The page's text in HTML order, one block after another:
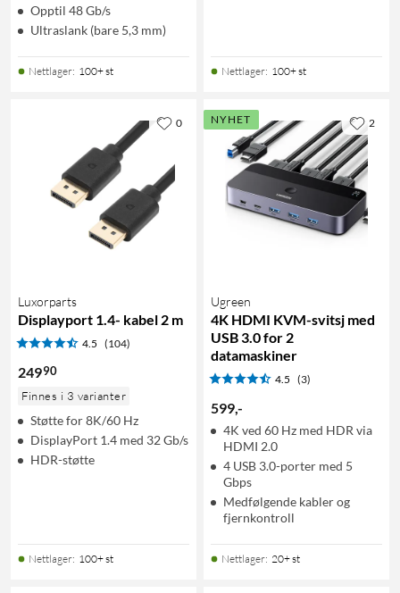
Opptil 48 Gb/s
Ultraslank (bare 5,3 mm)
Nettlager: 100+ st Nettlager: 100+ st
Luxorparts
Displayport 1.4- kabel 2 m
4.5 (104)
24990
Finnes i 3 varianter
Støtte for 8K/60 Hz
DisplayPort 1.4 med 32 Gb/s
HDR-støtte
Nettlager: 100+ st
0 NYHET
Ugreen
4K HDMI KVM-svitsj med
USB 3.0 for 2
datamaskiner
4.5 (3)
599,-
4K ved 60 Hz med HDR via
HDMI 2.0
4 USB 3.0-porter med 5
Gbps
Medfølgende kabler og
fjernkontroll
Nettlager: 20+ st
2